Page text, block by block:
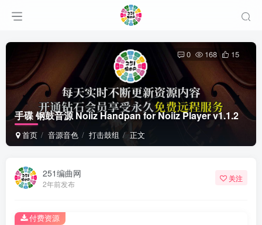
手碟 钢鼓音源 Noiiz Handpan for Noiiz Player v1.1.2
首页 音源音色 打击鼓组 正文
0 168 15
251编曲网
2年前发布
关注
付费资源